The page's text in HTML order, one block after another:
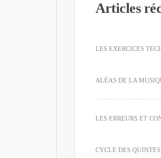
Articles
LES EXERCICES
ALÉAS DE LA
LES ERREURS ET
CYCLE DES QUINTES